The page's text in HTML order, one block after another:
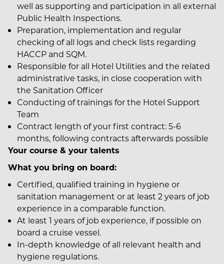
well as supporting and participation in all external
Public Health Inspections.
Preparation, implementation and regular
checking of all logs and check lists regarding
HACCP and SQM.
Responsible for all Hotel Utilities and the related
administrative tasks, in close cooperation with
the Sanitation Officer
Conducting of trainings for the Hotel Support
Team
Contract length of your first contract: 5-6
months, following contracts afterwards possible
Your course & your talents
What you bring on board:
Certified, qualified training in hygiene or
sanitation management or at least 2 years of job
experience in a comparable function.
At least 1 years of job experience, if possible on
board a cruise vessel.
In-depth knowledge of all relevant health and
hygiene regulations.